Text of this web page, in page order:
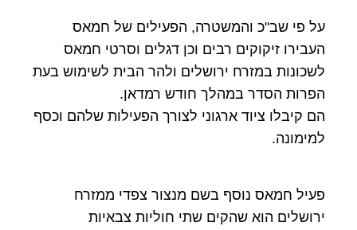
על פי שב"כ והמשטרה, הפעילים של חמאס
העבירו זיקוקים רבים וכן דגלים וסרטי חמאס
לשכונות במזרח ירושלים ולהר הבית לשימוש בעת
הפרות הסדר במהלך חודש רמדאן.
הם קיבלו ציוד ארגוני לצורך הפעילות שלהם וכסף
למימונה.
פעיל חמאס נוסף בשם מנצור צפדי ממזרח
ירושלים הוא שהקים שתי חוליות צבאיות